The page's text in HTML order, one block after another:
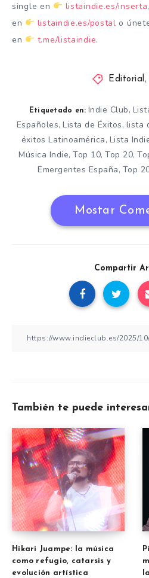
single en
listaindie.es/inserta
en
listaindie.es/postal o
en
t.me/listaindie.
Editorial ,
Etiquetado en: Indie Club,
Españoles, Lista de Éxitos, lista
éxitos Latinoamérica, Lista
Música Indie,Top 10,Top 20,
Emergentes España, Top
Mostar
Compartir
También te puede
Hikari Juampe: la música
como refugio, catarsis y
evolución artística